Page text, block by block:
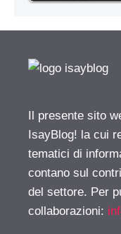
Il presente sito
IsayBlog! la cui
tematici di
contano sul
del settore. Per
collaborazioni: